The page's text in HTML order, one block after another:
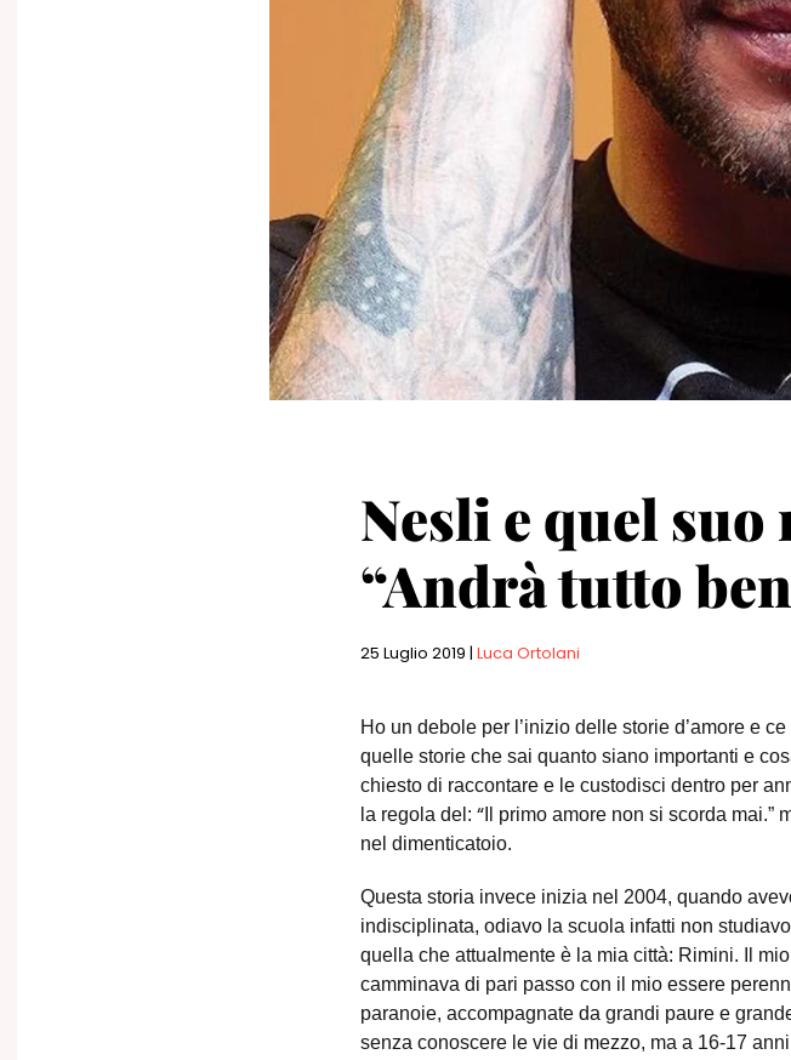
Nesli e quel
“Andrà tutto
25 Luglio 2019 | Luca Ortolani
Ho un debole per l’inizio delle storie d’amore e
quelle storie che sai quanto siano importanti e
chiesto di raccontare e le custodisci dentro per
la regola del: “ Il primo amore non si scorda mai.”
nel dimenticatoio.
Questa storia invece inizia nel 2004, quando
indisciplinata, odiavo la scuola infatti non
quella che attualmente è la mia città: Rimini.
Il
camminava di pari passo con il mio essere
paranoie, accompagnate da grandi paure e
senza conoscere le vie di mezzo, ma a 16-17